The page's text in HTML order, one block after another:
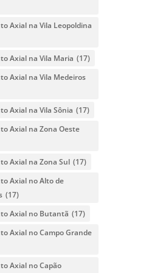
Axial na Vila Leopoldina
Axial na Vila Maria (17)
Axial na Vila Medeiros
Axial na Vila Sônia (17)
Axial na Zona Oeste
Axial na Zona Sul (17)
Axial no Alto de
(17)
Axial no Butantã (17)
Axial no Campo Grande
Axial no Capão